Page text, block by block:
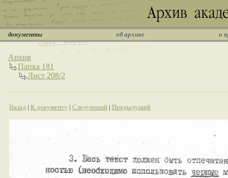
документы об архиве о
Архив
Папка 181
Лист 208/2
Назад | К документу | Следующий | Предыдущий